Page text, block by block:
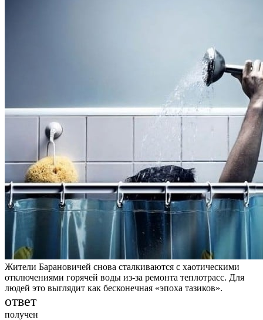
Жители Барановичей снова сталкиваются с хаотическими
отключениями горячей воды из-за ремонта теплотрасс. Для
людей это выглядит как бесконечная «эпоха тазиков».
ответ
получен